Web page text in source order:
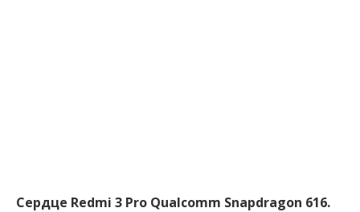
Сердце Redmi 3 Pro Qualcomm Snapdragon 616.